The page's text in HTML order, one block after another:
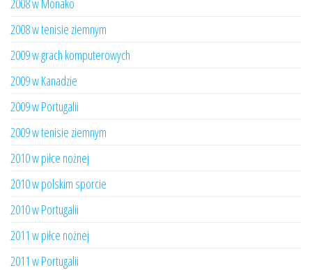
2008 w Monako
2008 w tenisie ziemnym
2009 w grach komputerowych
2009 w Kanadzie
2009 w Portugalii
2009 w tenisie ziemnym
2010 w piłce nożnej
2010 w polskim sporcie
2010 w Portugalii
2011 w piłce nożnej
2011 w Portugalii